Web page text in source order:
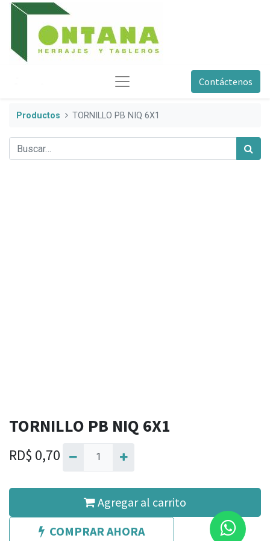
Contáctenos
Productos TORNILLO PB NIQ 6X1
TORNILLO PB NIQ 6X1
RD$ 0,70
Agregar al carrito
COMPRAR AHORA